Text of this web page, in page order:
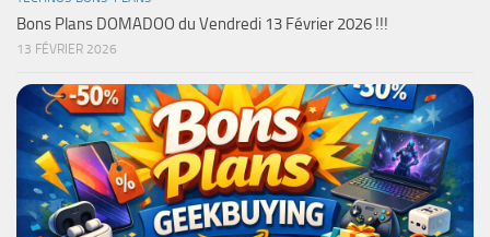
Bons Plans DOMADOO du Vendredi 13 Février 2026 !!!
13 FÉVRIER 2026